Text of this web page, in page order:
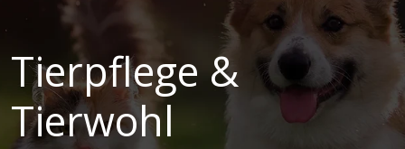
Tierpflege &
Tierwohl